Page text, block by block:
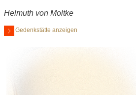
Helmuth von Moltke
Gedenkstätte anzeigen